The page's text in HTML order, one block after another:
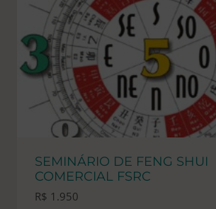
SEMINÁRIO DE FENG SHUI
COMERCIAL FSRC
R$ 1.950